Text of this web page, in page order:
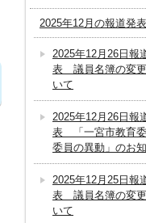
2025年12月の報道発
2025年12月26日報
表 議員名簿の変
いて
2025年12月26日報
表 「一宮市教育
委員の異動」のお
2025年12月25日報
表 議員名簿の変
いて